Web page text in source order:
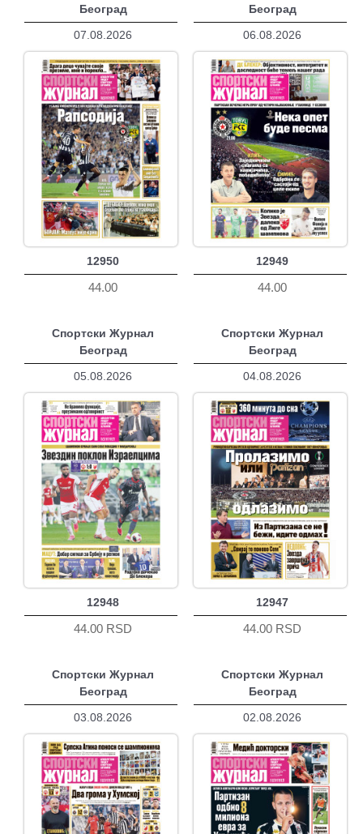
Београд
07.08.2026
12950
44.00
Београд
06.08.2026
12949
44.00
Спортски Журнал
Београд
05.08.2026
12948
44.00 RSD
Спортски Журнал
Београд
04.08.2026
12947
44.00 RSD
Спортски Журнал
Београд
03.08.2026
Спортски Журнал
Београд
02.08.2026